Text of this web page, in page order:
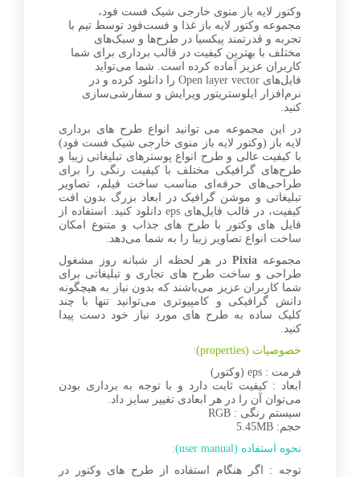
2+
وکتور لایه باز منوی خارجی شیک فست فود،
مجموعه وکتور لایه باز غذا و فست‌فود توسط تیم با
تجربه و قدرتمند پیکسیا در طرح‌ها و سبک‌های
مختلف با بهترین کیفیت در قالب برداری برای شما
کاربران عزیز آماده کرده است. شما می‌تواید
فایل‌های Open layer vector را دانلود کرده و در
نرم‌افزار ایلوستریتور ویرایش و سفارشی‌سازی
کنید.
در این مجموعه می توانید انواع طرح های برداری
لایه باز (وکتور لایه باز منوی خارجی شیک فست فود)
با کیفیت عالی و طرح انواع پوسترهای تبلیغاتی زیبا و
طرح‌های گرافیکی مختلف با کیفیت رنگی را برای
طراحی‌های حرفه‌ای مناسب ساخت فیلم، تصاویر
تبلیغاتی و موشن گرافیک در ابعاد بزرگ بدون افت
کیفیت، در قالب فایل‌های eps دانلود کنید. استفاده از
فایل های وکتور با طرح های جذاب و متنوع امکان
ساخت انواع تصاویر زیبا را به شما می‌دهد.
مجموعه Pixia در هر لحظه از شبانه روز مشغول
طراحی و ساخت طرح های تجاری و تبلیغاتی برای
شما کاربران عزیز می‌باشند که بدون نیاز به هیچگونه
دانش گرافیکی و کامپیوتری می‌توانید تنها با چند
کلیک ساده به طرح های مورد نیاز خود دست پیدا
کنید.
خصوصیات (properties):
فرمت : eps (وکتور)
ابعاد : کیفیت ثابت دارد و با توجه به برداری بودن
می‌توان آن را در هر ابعادی تغییر سایز داد.
سیستم رنگی : RGB
حجم: 5.45MB
نحوه استفاده (user manual):
توجه : اگر هنگام استفاده از طرح های وکتور در